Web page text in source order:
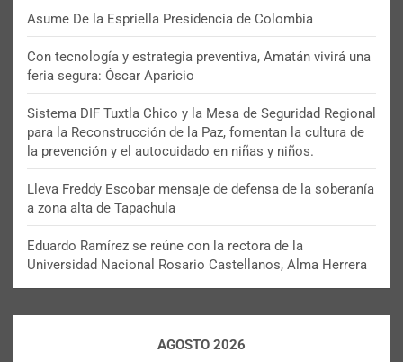
Asume De la Espriella Presidencia de Colombia
Con tecnología y estrategia preventiva, Amatán vivirá una
feria segura: Óscar Aparicio
Sistema DIF Tuxtla Chico y la Mesa de Seguridad Regional
para la Reconstrucción de la Paz, fomentan la cultura de
la prevención y el autocuidado en niñas y niños.
Lleva Freddy Escobar mensaje de defensa de la soberanía
a zona alta de Tapachula
Eduardo Ramírez se reúne con la rectora de la
Universidad Nacional Rosario Castellanos, Alma Herrera
AGOSTO 2026